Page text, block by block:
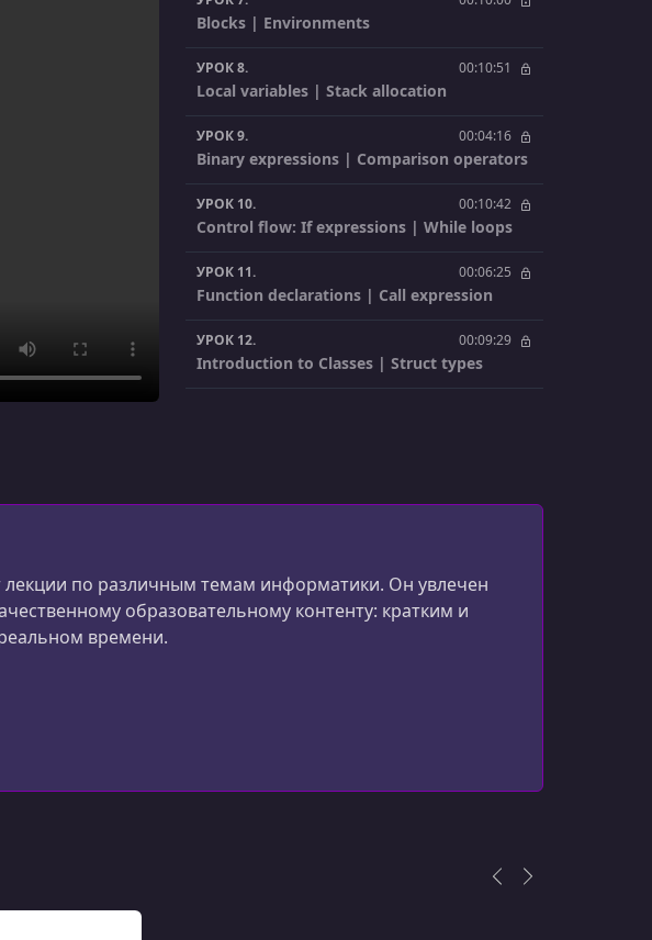
Blocks | Environments
УРОК 8. 00:10:51
Local variables | Stack allocation
УРОК 9. 00:04:16
Binary expressions | Comparison operators
УРОК 10. 00:10:42
Control flow: If expressions | While loops
УРОК 11. 00:06:25
Function declarations | Call expression
УРОК 12. 00:09:29
Introduction to Classes | Struct types
Instances | Heap allocation
УРОК 16. 00:09:00
00:06:53
по различным темам информатики. Он увлечен
образовательному контенту: кратким и
времени.